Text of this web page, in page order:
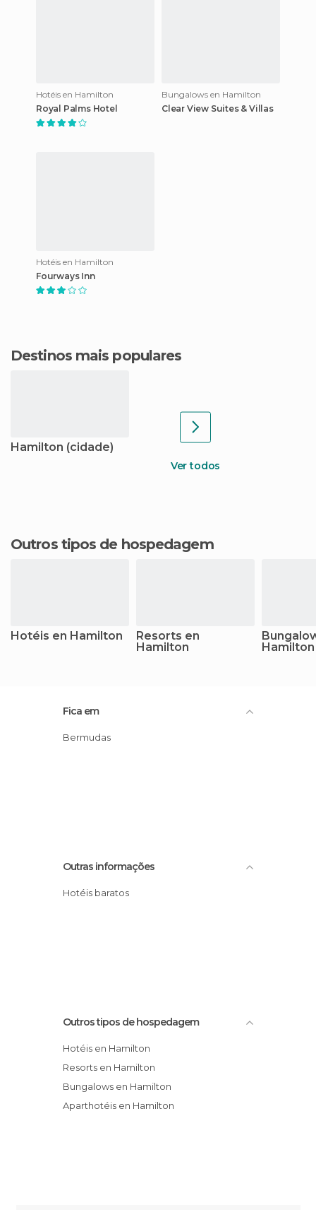
Hotéis en Hamilton
Royal Palms Hotel
Bungalows en Hamilton
Clear View Suites & Villas
Hotéis en Hamilton
Fourways Inn
Destinos mais populares
Hamilton (cidade)
Ver todos
Outros tipos de hospedagem
Hotéis en Hamilton
Resorts en
Hamilton
Hamilton
Fica em
Bermudas
Outras informações
Hotéis baratos
Outros tipos de hospedagem
Hotéis en Hamilton
Resorts en Hamilton
Bungalows en Hamilton
Aparthotéis en Hamilton